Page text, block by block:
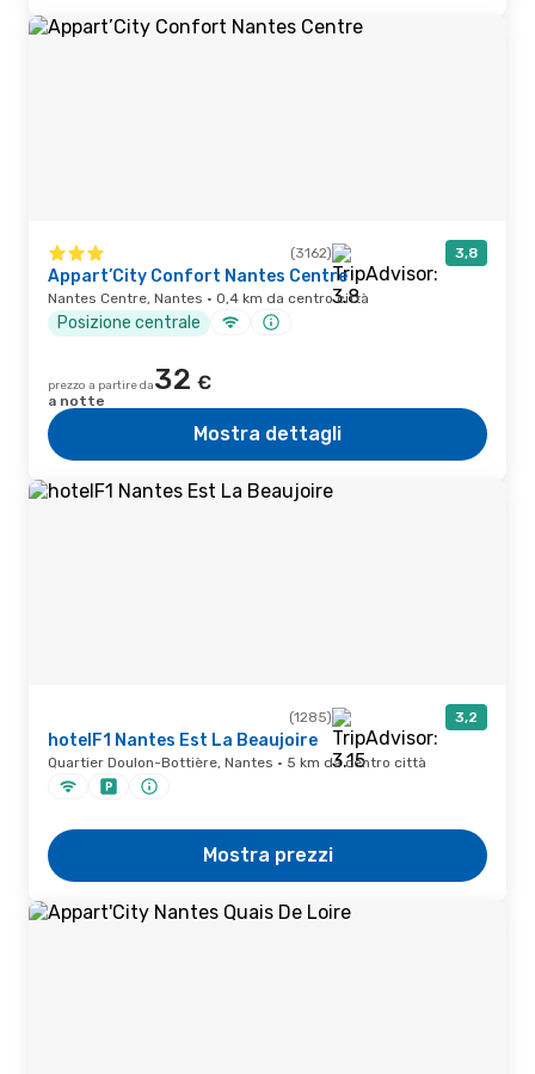
(3162) 3,8
Appart’City Confort Nantes Centre
Nantes Centre, Nantes · 0,4 km da centro città
Posizione centrale
prezzo a partire da32 €
a notte
Mostra dettagli
(1285) 3,2
hotelF1 Nantes Est La Beaujoire
Quartier Doulon-Bottière, Nantes · 5 km da centro città
Mostra prezzi